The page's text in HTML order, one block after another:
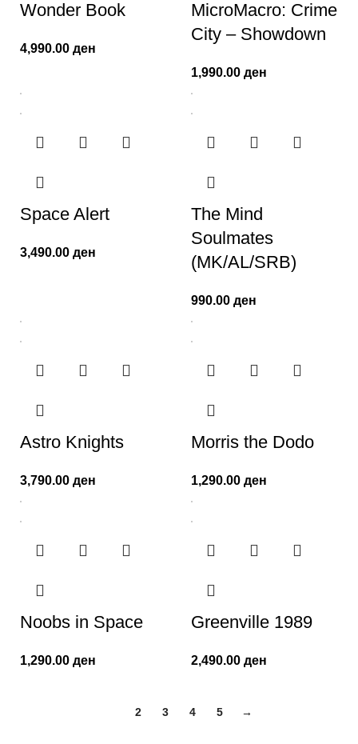
Wonder Book
4,990.00 ден
MicroMacro: Crime
City – Showdown
1,990.00 ден
Space Alert
3,490.00 ден
The Mind
Soulmates
(MK/AL/SRB)
990.00 ден
Astro Knights
3,790.00 ден
Morris the Dodo
1,290.00 ден
Noobs in Space
1,290.00 ден
Greenville 1989
2,490.00 ден
2 3 4 5 →